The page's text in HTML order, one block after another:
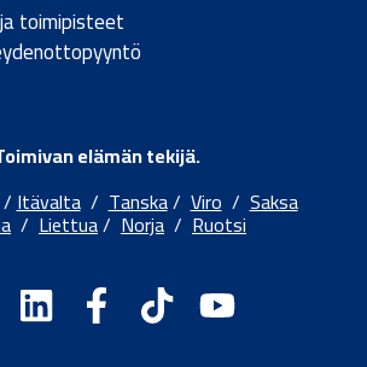
toimipisteet
elämän tekijä.
Itävalta/Tanska/Viro/Saksa
/ Liettua/ Norja / Ruotsi